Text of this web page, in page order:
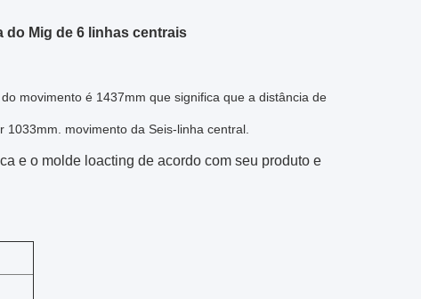
Mig de 6 linhas centrais
movimento é 1437mm que significa que a distância de
movimento da Seis-linha central.
e o molde loacting de acordo com seu produto e